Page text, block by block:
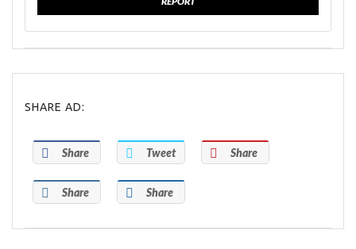
SHARE AD:
Share Tweet Share
Share Share